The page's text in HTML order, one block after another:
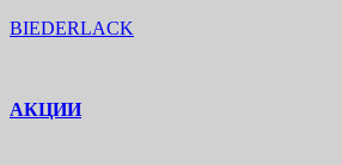
BIEDERLACK
АКЦИИ